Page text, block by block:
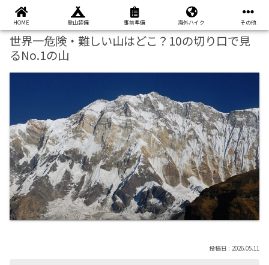
本ページはプロモーションが含まれています
世界一危険・難しい山はどこ？10の切り口で見
るNo.1の山
2026.05.11
HOME 登山装備 事前準備 海外ハイク その他